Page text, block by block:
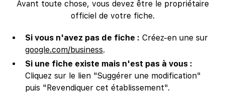
Avant toute chose, vous devez être le propriétaire
officiel de votre fiche.
Si vous n'avez pas de fiche : Créez-en une sur
google.com/business.
Si une fiche existe mais n'est pas à vous :
Cliquez sur le lien "Suggérer une modification"
puis "Revendiquer cet établissement".